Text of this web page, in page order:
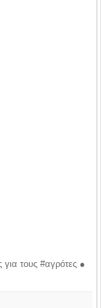
τους #αγρότες ●